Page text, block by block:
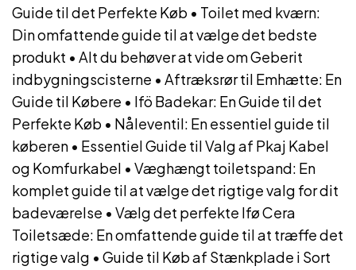
Guide til det Perfekte Køb • Toilet med kværn:
Din omfattende guide til at vælge det bedste
produkt • Alt du behøver at vide om Geberit
indbygningscisterne • Aftræksrør til Emhætte: En
Guide til Købere • Ifö Badekar: En Guide til det
Perfekte Køb • Nåleventil: En essentiel guide til
køberen • Essentiel Guide til Valg af Pkaj Kabel
og Komfurkabel • Væghængt toiletspand: En
komplet guide til at vælge det rigtige valg for dit
badeværelse • Vælg det perfekte Ifø Cera
Toiletsæde: En omfattende guide til at træffe det
rigtige valg • Guide til Køb af Stænkplade i Sort